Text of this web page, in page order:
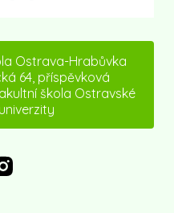
Ostrava-Hrabůvka
64, příspěvková
škola Ostravské
univerzity